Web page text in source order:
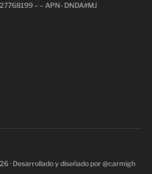
– – APN- DNDA#MJ
· Desarrollado y diseñado por @carmigh